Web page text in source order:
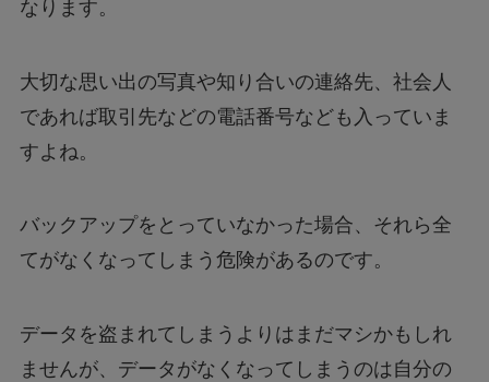
なります。
大切な思い出の写真や知り合いの連絡先、社会人
であれば取引先などの電話番号なども入っていま
すよね。
バックアップをとっていなかった場合、それら全
てがなくなってしまう危険があるのです。
データを盗まれてしまうよりはまだマシかもしれ
ませんが、データがなくなってしまうのは自分の